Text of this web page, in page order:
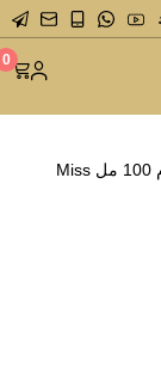
0
عطر ديور مس ديور ابسلوتلي بلومينغ او دو بارفيوم 100 مل Miss